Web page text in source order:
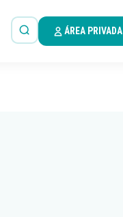
ÁREA PRIVADA